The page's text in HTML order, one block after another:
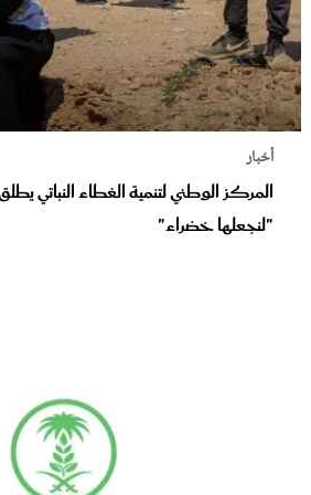
أخبار
المركز الوطني لتنمية الغطاء النباتي
"لنجعلها خضراء"